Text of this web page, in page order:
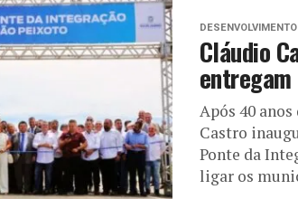
vai
trecho que
das Neves
DESENVOLVIMENTO
Cláudio
Após 40
Castro
Ponte da
ligar os